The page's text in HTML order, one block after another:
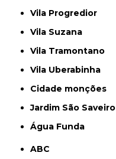
Vila Progredior
Vila Suzana
Vila Tramontano
Vila Uberabinha
cidade monções
jardim São Saveiro
Água Funda
ABC